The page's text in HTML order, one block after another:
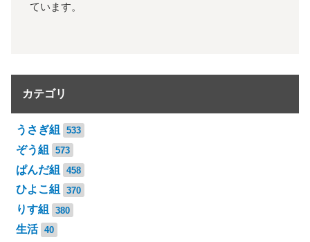
ています。
カテゴリ
うさぎ組 533
ぞう組 573
ぱんだ組 458
ひよこ組 370
りす組 380
生活 40